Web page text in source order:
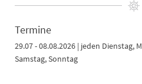
Termine
29.07 - 08.08.2026 | jeden Dienstag,
Samstag, Sonntag